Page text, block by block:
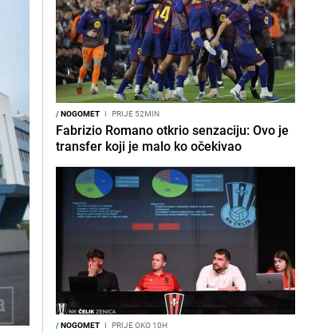
/NOGOMET I PRIJE 52MIN
Fabrizio Romano otkrio senzaciju: Ovo je
transfer koji je malo ko očekivao
/NOGOMET I PRIJE OKO 10H